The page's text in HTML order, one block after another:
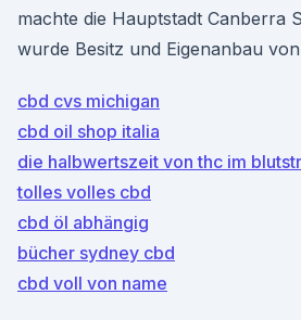
machte die Hauptstadt Canberra
wurde Besitz und Eigenanbau
cbd cvs michigan
cbd oil shop italia
die halbwertszeit von thc im
tolles volles cbd
cbd öl abhängig
bücher sydney cbd
cbd voll von name